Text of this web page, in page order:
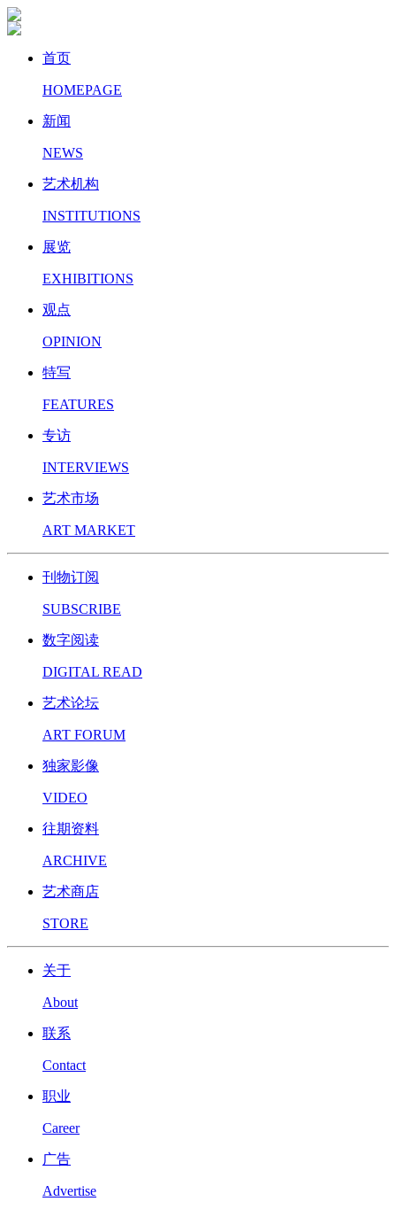
首页
HOMEPAGE
新闻
NEWS
艺术机构
INSTITUTIONS
展览
EXHIBITIONS
观点
OPINION
特写
FEATURES
专访
INTERVIEWS
艺术市场
ART MARKET
刊物订阅
SUBSCRIBE
数字阅读
DIGITAL READ
艺术论坛
ART FORUM
独家影像
VIDEO
往期资料
ARCHIVE
艺术商店
STORE
关于
About
联系
Contact
职业
Career
广告
Advertise